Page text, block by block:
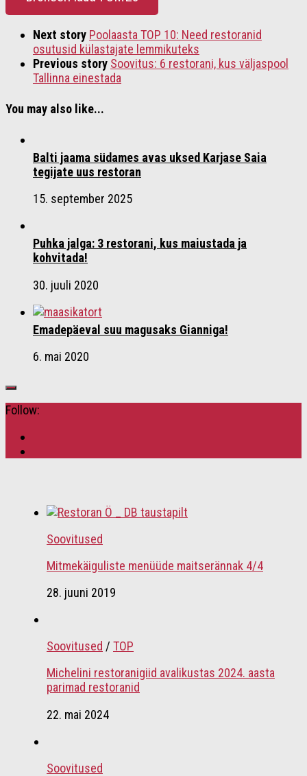
Next story Poolaasta TOP 10: Need restoranid
osutusid külastajate lemmikuteks
Previous story Soovitus: 6 restorani, kus väljaspool
Tallinna einestada
You may also like...
Balti jaama südames avas uksed Karjase Saia
tegijate uus restoran
15. september 2025
Puhka jalga: 3 restorani, kus maiustada ja
kohvitada!
30. juuli 2020
Emadepäeval suu magusaks Gianniga!
6. mai 2020
Follow:
Soovitused
Mitmekäiguliste menüüde maitserännak 4/4
28. juuni 2019
Soovitused / TOP
Michelini restoranigiid avalikustas 2024. aasta
parimad restoranid
22. mai 2024
Soovitused